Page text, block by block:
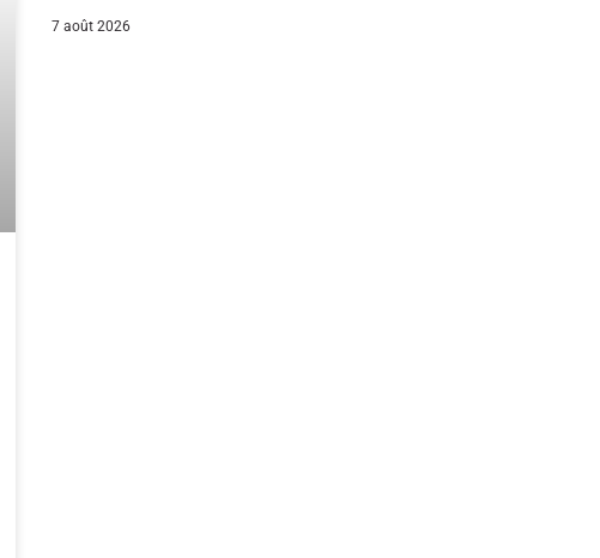
7 août 2026